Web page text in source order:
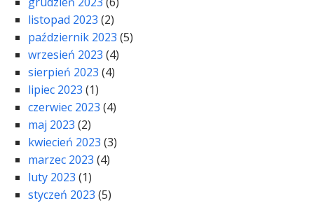
listopad 2023 (2)
październik 2023 (5)
wrzesień 2023 (4)
sierpień 2023 (4)
lipiec 2023 (1)
czerwiec 2023 (4)
maj 2023 (2)
kwiecień 2023 (3)
marzec 2023 (4)
luty 2023 (1)
styczeń 2023 (5)